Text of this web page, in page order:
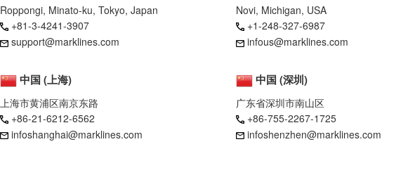
Roppongi, Minato-ku, Tokyo, Japan
+81-3-4241-3907
support@marklines.com
Novi, Michigan, USA
+1-248-327-6987
infous@marklines.com
中国 (上海)
上海市黄浦区南京东路
+86-21-6212-6562
infoshanghai@marklines.com
中国 (深圳)
广东省深圳市南山区
+86-755-2267-1725
infoshenzhen@marklines.com